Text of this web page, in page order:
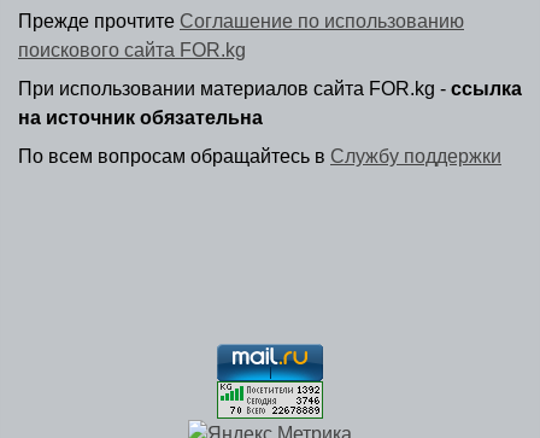
Прежде прочтите Соглашение по использованию
поискового сайта FOR.kg
При использовании материалов сайта FOR.kg - ссылка
на источник обязательна
По всем вопросам обращайтесь в Службу поддержки